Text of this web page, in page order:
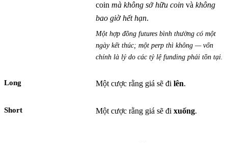
coin mà không sở hữu coin và không
bao giờ hết hạn.
Một hợp đồng futures bình thường có một
ngày kết thúc; một perp thì không — vốn
chính là lý do các tỷ lệ funding phải tồn tại.
Long Một cược rằng giá sẽ đi lên.
Short Một cược rằng giá sẽ đi xuống.